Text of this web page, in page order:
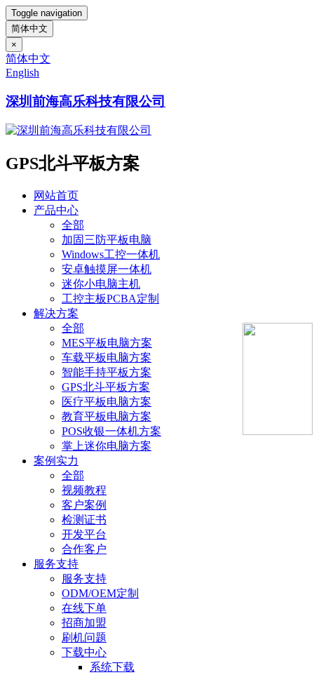
Toggle navigation
简体中文
×
简体中文
English
深圳前海高乐科技有限公司
GPS北斗平板方案
网站首页
产品中心
全部
加固三防平板电脑
Windows工控一体机
安卓触摸屏一体机
迷你小电脑主机
工控主板PCBA定制
解决方案
全部
MES平板电脑方案
车载平板电脑方案
智能手持平板方案
GPS北斗平板方案
医疗平板电脑方案
教育平板电脑方案
POS收银一体机方案
掌上迷你电脑方案
案例实力
全部
视频教程
客户案例
检测证书
开发平台
合作客户
服务支持
服务支持
ODM/OEM定制
在线下单
招商加盟
刷机问题
下载中心
系统下载